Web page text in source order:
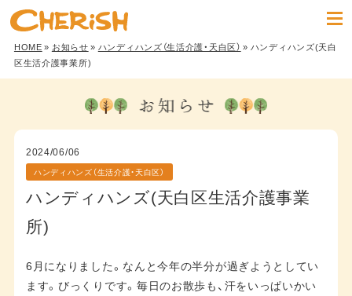
HOME» お知らせ» ハンディハンズ（生活介護・天白区） » ハンディハンズ(天白
区生活介護事業所)
2024/06/06
ハンディハンズ（生活介護・天白区）
ハンディハンズ(天白区生活介護事業
所)
6月になりました。なんと今年の半分が過ぎようとしてい
ます。びっくりです。毎日のお散歩も、汗をいっぱいかい